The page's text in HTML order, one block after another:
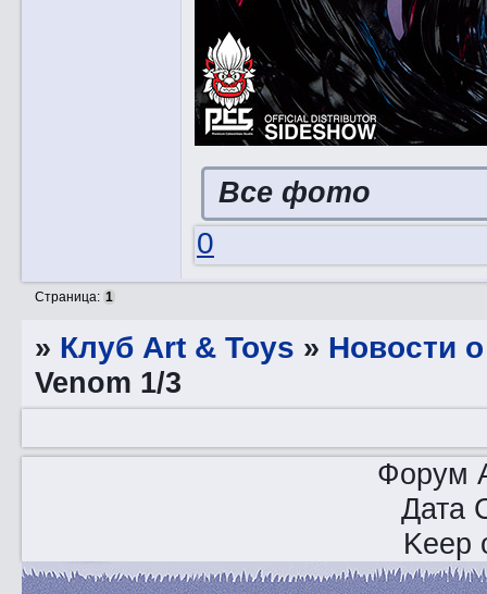
Все фото
0
Страница: 1
» Клуб Art & Toys » Новости
Venom 1/3
Форум
Дата
Keep